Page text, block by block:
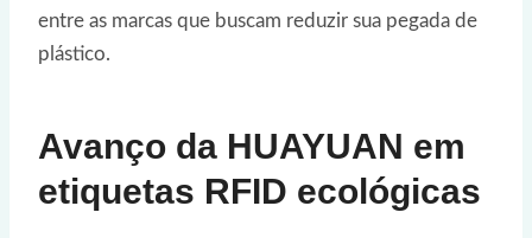
entre as marcas que buscam reduzir sua pegada de
plástico.
Avanço da HUAYUAN em
etiquetas RFID ecológicas